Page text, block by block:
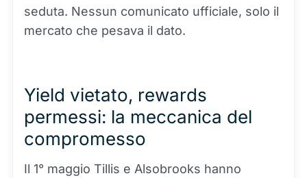
seduta. Nessun comunicato ufficiale, solo il
mercato che pesava il dato.
Yield vietato, rewards
permessi: la meccanica del
compromesso
Il 1° maggio Tillis e Alsobrooks hanno